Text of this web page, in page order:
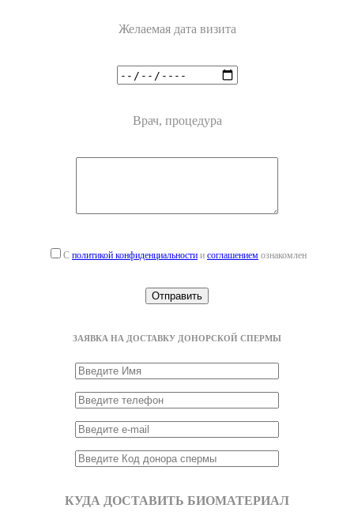
Желаемая дата визита
Врач, процедура
С политикой конфиденциальности и соглашением ознакомлен
ЗАЯВКА НА ДОСТАВКУ ДОНОРСКОЙ СПЕРМЫ
КУДА ДОСТАВИТЬ БИОМАТЕРИАЛ